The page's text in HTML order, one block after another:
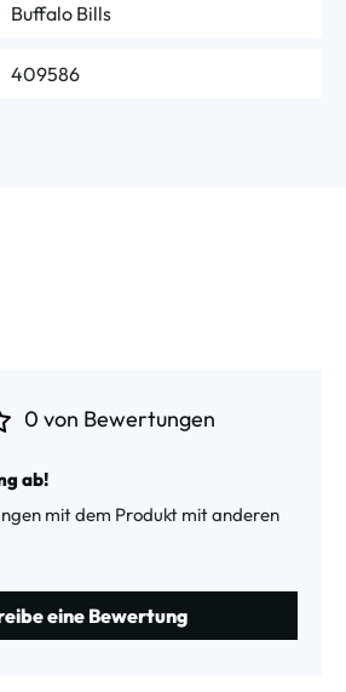
Buffalo Bills
409586
0 von Bewertungen
ab!
mit dem Produkt mit anderen
eine Bewertung